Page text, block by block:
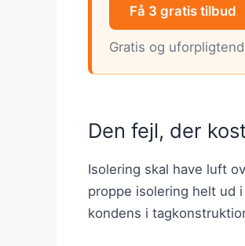
Få 3 gratis tilbud
Gratis og
Den fejl, der
Isolering skal have luft
proppe isolering helt ud
kondens i